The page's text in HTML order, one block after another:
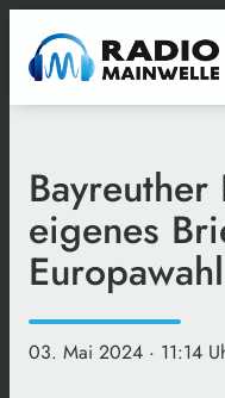
Bayreuther
eigenes
03. Mai 2024 · 11:14